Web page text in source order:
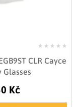
CLR Cayce
Glasses
Kč